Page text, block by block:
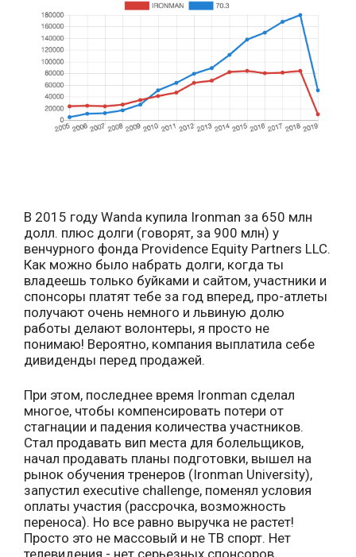
В 2015 году Wanda купила Ironman за 650 млн
долл. плюс долги (говорят, за 900 млн) у
венчурного фонда Providence Equity Partners LLC.
Как можно было набрать долги, когда ты
владеешь только буйками и сайтом, участники и
спонсоры платят тебе за год вперед, про-атлеты
получают очень немного и львиную долю
работы делают волонтеры, я просто не
понимаю! Вероятно, компания выплатила себе
дивиденды перед продажей.
При этом, последнее время Ironman сделал
многое, чтобы компенсировать потери от
стагнации и падения количества участников.
Стал продавать вип места для болельщиков,
начал продавать планы подготовки, вышел на
рынок обучения тренеров (Ironman University),
запустил executive challenge, поменял условия
оплаты участия (рассрочка, возможность
переноса). Но все равно выручка не растет!
Просто это не массовый и не ТВ спорт. Нет